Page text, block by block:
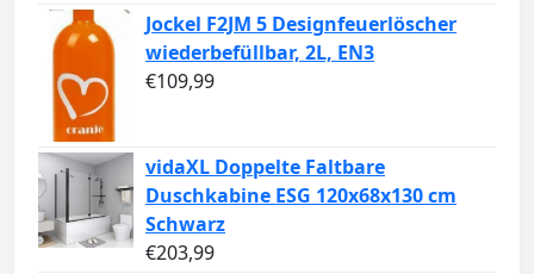
Jockel F2JM 5 Designfeuerlöscher
wiederbefüllbar, 2L, EN3
€109,99
vidaXL Doppelte Faltbare
Duschkabine ESG 120x68x130 cm
Schwarz
€203,99